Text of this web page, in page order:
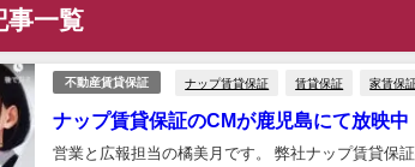
事一覧
不動産賃貸保証 ナップ賃貸保証 賃貸保証 家賃保
ナップ賃貸保証のCMが鹿児島にて放映中
営業と広報担当の橘美月です。 弊社ナップ賃貸保